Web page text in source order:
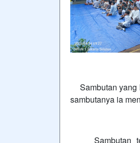
Sambutan yang
sambutanya ia
Sambutan